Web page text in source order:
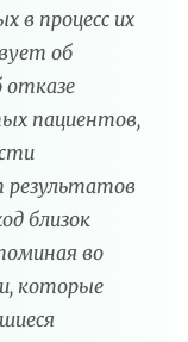
в процесс их
об
отказе
пациентов,
результатов
близок
во
которые